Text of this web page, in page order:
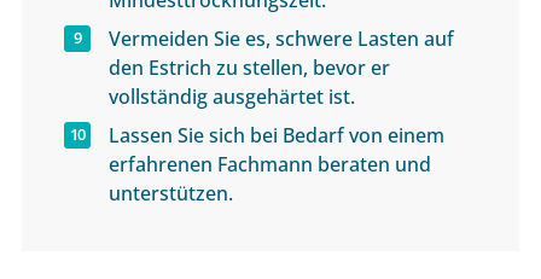
Vermeiden Sie es, schwere Lasten auf
den Estrich zu stellen, bevor er
vollständig ausgehärtet ist.
Lassen Sie sich bei Bedarf von einem
erfahrenen Fachmann beraten und
unterstützen.